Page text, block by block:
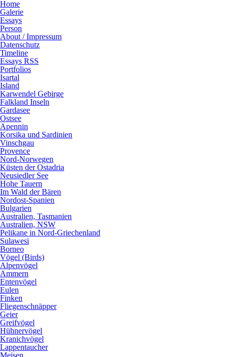
Home
Galerie
Essays
Person
About / Impressum
Datenschutz
Timeline
Essays RSS
Portfolios
Isartal
Island
Karwendel Gebirge
Falkland Inseln
Gardasee
Ostsee
Apennin
Korsika und Sardinien
Vinschgau
Provence
Nord-Norwegen
Küsten der Ostadria
Neusiedler See
Hohe Tauern
Im Wald der Bären
Nordost-Spanien
Bulgarien
Australien, Tasmanien
Australien, NSW
Pelikane in Nord-Griechenland
Sulawesi
Borneo
Vögel (Birds)
Alpenvögel
Ammern
Entenvögel
Eulen
Finken
Fliegenschnäpper
Geier
Greifvögel
Hühnervögel
Kranichvögel
Lappentaucher
Meisen